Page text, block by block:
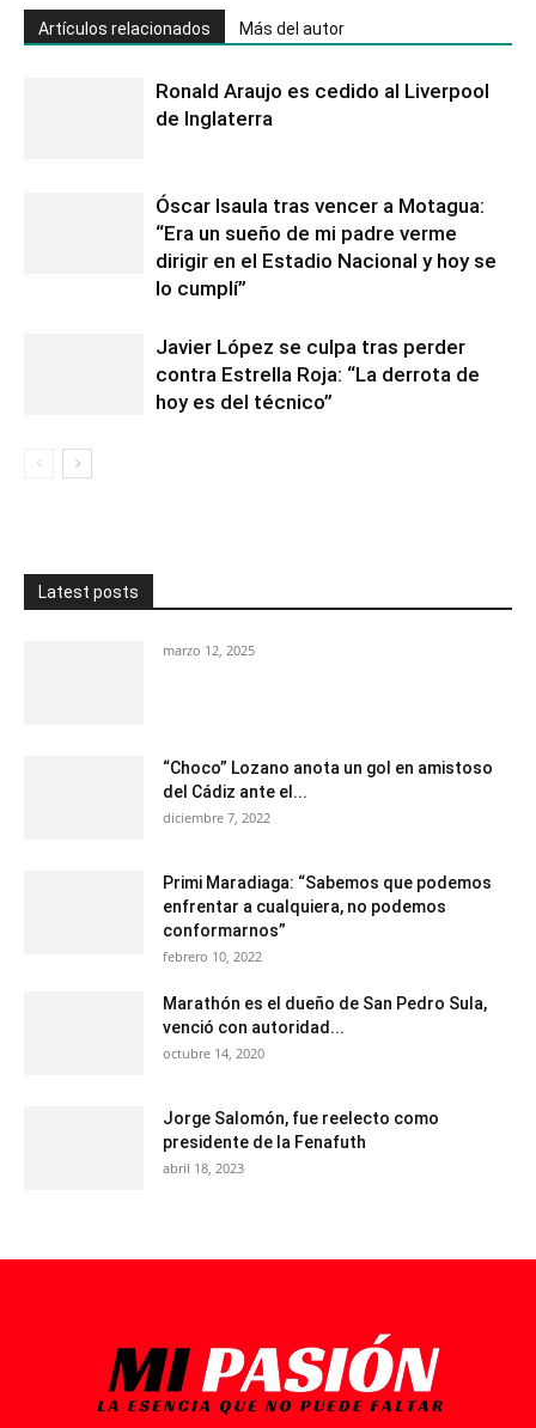
Artículos relacionados Más del autor
Ronald Araujo es cedido al Liverpool
de Inglaterra
Óscar Isaula tras vencer a Motagua:
“Era un sueño de mi padre verme
dirigir en el Estadio Nacional y hoy se
lo cumplí”
Javier López se culpa tras perder
contra Estrella Roja: “La derrota de
hoy es del técnico”
Latest posts
marzo 12, 2025
“Choco” Lozano anota un gol en amistoso
del Cádiz ante el...
diciembre 7, 2022
Primi Maradiaga: “Sabemos que podemos
enfrentar a cualquiera, no podemos
conformarnos”
febrero 10, 2022
Marathón es el dueño de San Pedro Sula,
venció con autoridad...
octubre 14, 2020
Jorge Salomón, fue reelecto como
presidente de la Fenafuth
abril 18, 2023